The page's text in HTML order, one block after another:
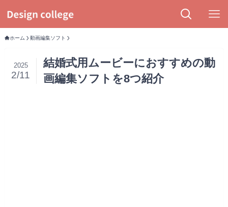
ホーム 動画編集ソフト
結婚式用ムービーにおすすめの動
画編集ソフトを8つ紹介
2025
2/11